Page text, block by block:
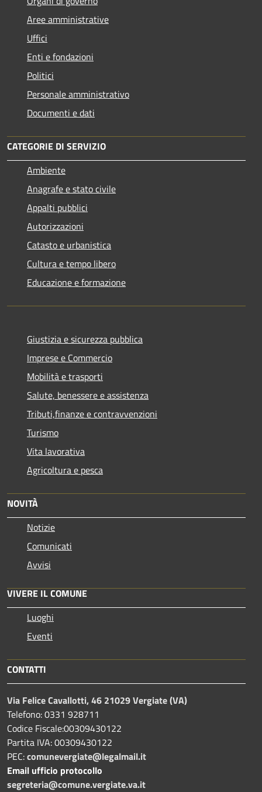
Aree amministrative
Uffici
Enti e fondazioni
Politici
Personale amministrativo
Documenti e dati
CATEGORIE DI SERVIZIO
Ambiente
Anagrafe e stato civile
Appalti pubblici
Autorizzazioni
Catasto e urbanistica
Cultura e tempo libero
Educazione e formazione
Giustizia e sicurezza pubblica
Imprese e Commercio
Mobilità e trasporti
Salute, benessere e assistenza
Tributi,finanze e contravvenzioni
Turismo
Vita lavorativa
Agricoltura e pesca
NOVITÀ
Notizie
Comunicati
Avvisi
VIVERE IL COMUNE
Luoghi
Eventi
CONTATTI
Via Felice Cavallotti, 46 21029 Vergiate (VA)
Telefono: 0331 928711
Codice Fiscale:00309430122
Partita IVA: 00309430122
PEC:comunevergiate@legalmail.it
Email ufficio protocollo
segreteria@comune.vergiate.va.it